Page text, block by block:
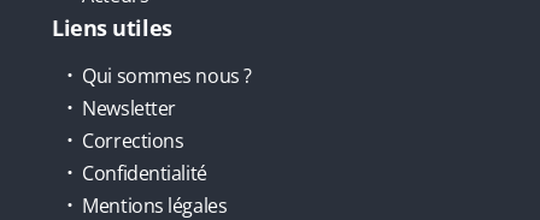
Liens utiles
Qui sommes nous ?
Newsletter
Corrections
Confidentialité
Mentions légales